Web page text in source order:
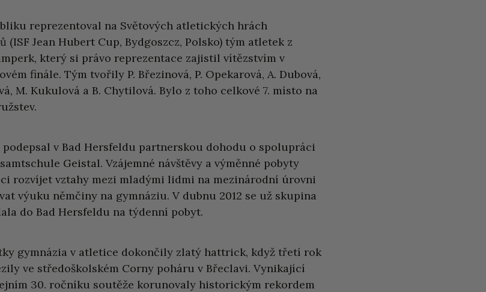
reprezentoval na Světových atletických hrách
(ISF Jean Hubert Cup, Bydgoszcz, Polsko) tým atletek z
který si právo reprezentace zajistil vítězstvím v
finále. Tým tvořily P. Březinová, P. Opekarová, A. Dubová,
M. Kukulová a B. Chytilová. Bylo z toho celkové 7. místo na
podepsal v Bad Hersfeldu partnerskou dohodu o spolupráci
Geistal. Vzájemné návštěvy a výměnné pobyty
rozvíjet vztahy mezi mladými lidmi na mezinárodní úrovni
výuku němčiny na gymnáziu. V dubnu 2012 se už skupina
do Bad Hersfeldu na týdenní pobyt.
gymnázia v atletice dokončily zlatý hattrick, když třetí rok
ve středoškolském Corny poháru v Břeclavi. Vynikající
30. ročníku soutěže korunovaly historickým rekordem